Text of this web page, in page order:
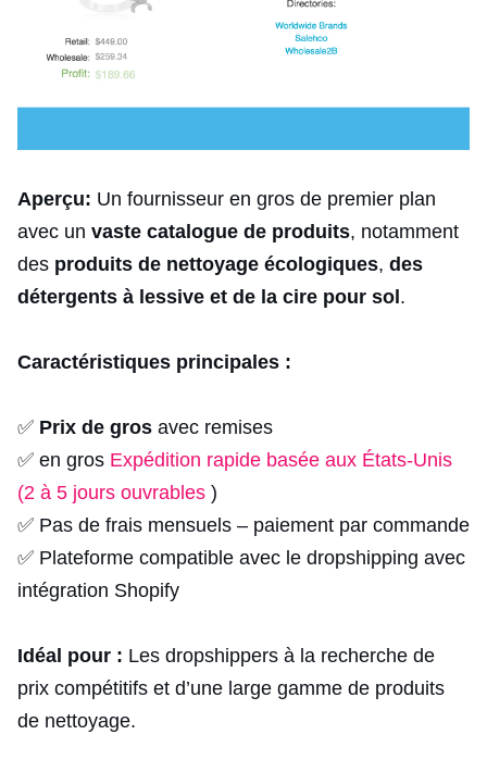
Aperçu: Un fournisseur en gros de premier plan
avec un vaste catalogue de produits, notamment
des produits de nettoyage écologiques, des
détergents à lessive et de la cire pour sol .
Caractéristiques principales :
✅ Prix de gros avec remises
✅ en gros Expédition rapide basée aux États-Unis
(2 à 5 jours ouvrables )
✅ Pas de frais mensuels – paiement par commande
✅ Plateforme compatible avec le dropshipping avec
intégration Shopify
Idéal pour : Les dropshippers à la recherche de
prix compétitifs et d’une large gamme de produits
de nettoyage.